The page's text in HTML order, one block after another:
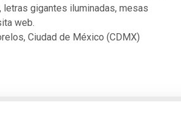
gigantes iluminadas, mesas
web.
Ciudad de México (CDMX)